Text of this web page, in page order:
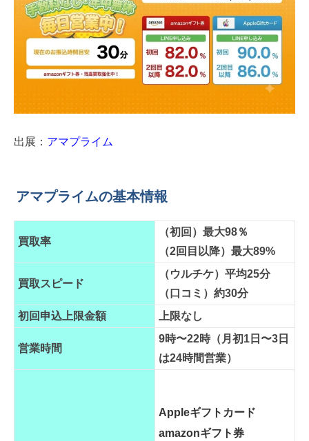
出展： アマプライム
アマプライムの基本情報
買取率
（初回）最大98％
（2回目以降）最大89%
買取スピード
（ウルチケ）平均25分
（口コミ）約30分
初回申込上限金額
上限なし
営業時間
9時〜22時（月初1日〜3日
は24時間営業）
Appleギフトカード
amazonギフト券